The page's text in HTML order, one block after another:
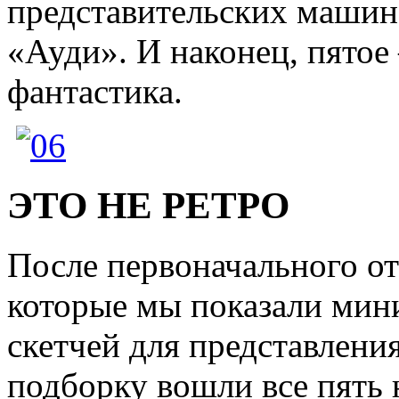
представительских
«Ауди». И наконец,
фантастика.
ЭТО НЕ РЕТРО
После первоначального
которые мы показали
скетчей для
подборку вошли все пять